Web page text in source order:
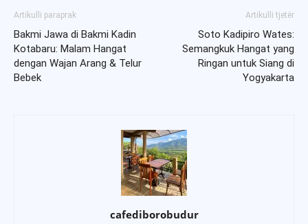
Artikulli paraprak
Bakmi Jawa di Bakmi Kadin
Kotabaru: Malam Hangat
dengan Wajan Arang & Telur
Bebek
Artikulli tjetër
Soto Kadipiro Wates:
Semangkuk Hangat yang
Ringan untuk Siang di
Yogyakarta
cafediborobudur